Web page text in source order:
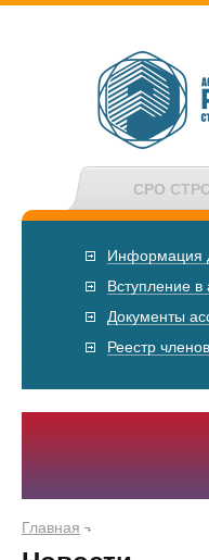
СРО
Информация
Вступление
Документы
Реестр
Главная